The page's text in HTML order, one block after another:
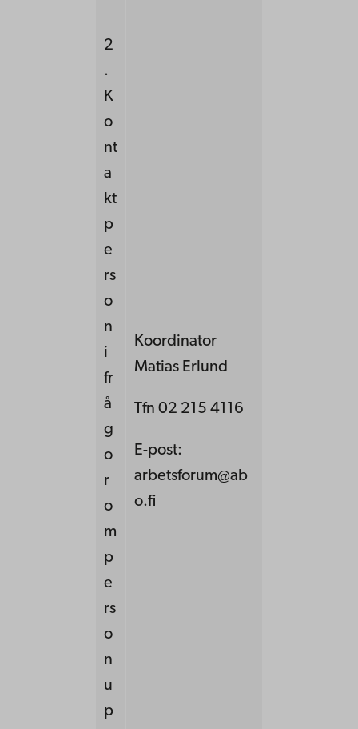
2
.
K
o
nt
a
kt
p
e
rs
o
n
i
fr
å
g
o
r
o
m
p
e
rs
o
n
u
p
Koordinator
Matias Erlund
Tfn 02 215 4116
E-post:
arbetsforum@ab
o.fi